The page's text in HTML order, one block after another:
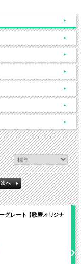
次へ
グレート【歌麿オリジナ